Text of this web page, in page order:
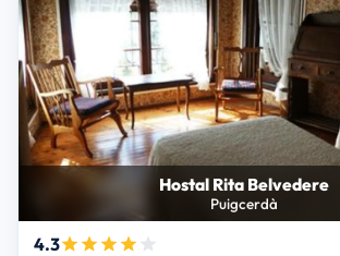
Hostal Rita Belvedere
Puigcerdà
4.3